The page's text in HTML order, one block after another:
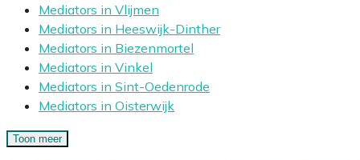
Mediators in Vlijmen
Mediators in Heeswijk-Dinther
Mediators in Biezenmortel
Mediators in Vinkel
Mediators in Sint-Oedenrode
Mediators in Oisterwijk
Toon meer